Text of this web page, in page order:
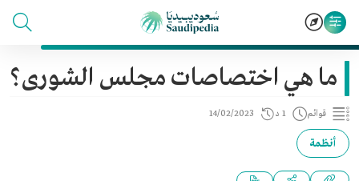
ما هي اختصاصات مجلس الشورى؟
قوائم 1 د 14/02/2023
أنظمة